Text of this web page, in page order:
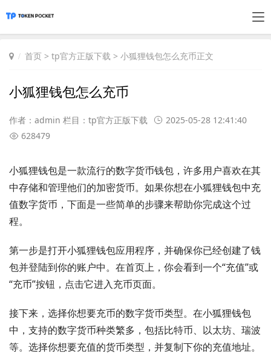
首页 > tp官方正版下载 > 小狐狸钱包怎么充币正文
小狐狸钱包怎么充币
作者：admin 栏目： tp官方正版下载
2025-05-28 12:41:40
628479
小狐狸钱包是一款流行的数字货币钱包，许多用户喜欢在其
中存储和管理他们的加密货币。如果你想在小狐狸钱包中充
值数字货币，下面是一些简单的步骤来帮助你完成这个过
程。
第一步是打开小狐狸钱包应用程序，并确保你已经创建了钱
包并登陆到你的账户中。在首页上，你会看到一个“充值”或
“充币”按钮，点击它进入充币页面。
接下来，选择你想要充币的数字货币类型。在小狐狸钱包
中，支持的数字货币种类繁多，包括比特币、以太坊、瑞波
等。选择你想要充值的货币类型，并复制下你的充值地址。